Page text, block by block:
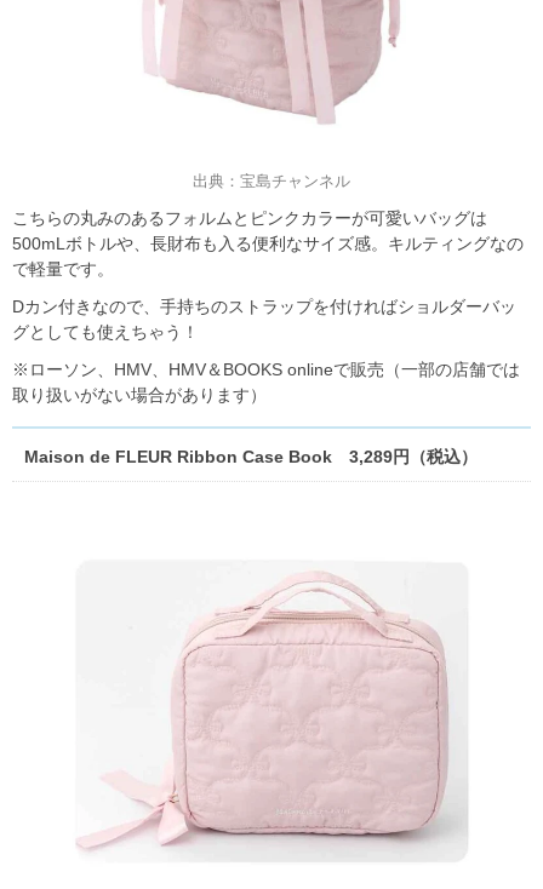
出典：宝島チャンネル
こちらの丸みのあるフォルムとピンクカラーが可愛いバッグは
500mLボトルや、長財布も入る便利なサイズ感。キルティングなの
で軽量です。
Dカン付きなので、手持ちのストラップを付ければショルダーバッ
グとしても使えちゃう！
※ローソン、HMV、HMV＆BOOKS onlineで販売（一部の店舗では
取り扱いがない場合があります）
Maison de FLEUR Ribbon Case Book 3,289円（税込）